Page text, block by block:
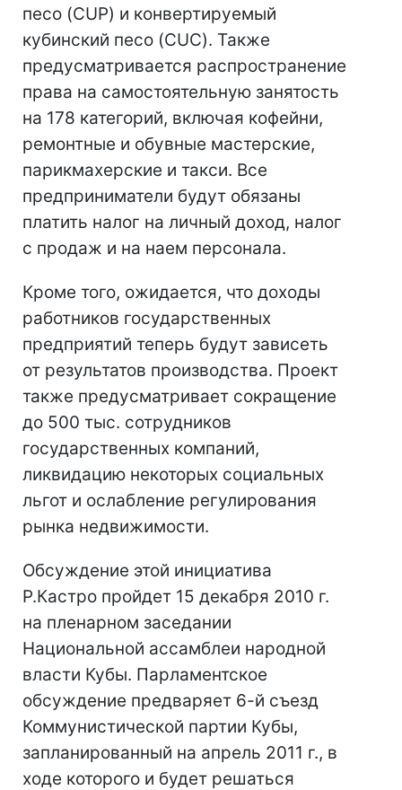
песо (CUP) и конвертируемый
кубинский песо (CUC). Также
предусматривается распространение
права на самостоятельную занятость
на 178 категорий, включая кофейни,
ремонтные и обувные мастерские,
парикмахерские и такси. Все
предприниматели будут обязаны
платить налог на личный доход, налог
с продаж и на наем персонала.
Кроме того, ожидается, что доходы
работников государственных
предприятий теперь будут зависеть
от результатов производства. Проект
также предусматривает сокращение
до 500 тыс. сотрудников
государственных компаний,
ликвидацию некоторых социальных
льгот и ослабление регулирования
рынка недвижимости.
Обсуждение этой инициатива
Р.Кастро пройдет 15 декабря 2010 г.
на пленарном заседании
Национальной ассамблеи народной
власти Кубы. Парламентское
обсуждение предваряет 6-й съезд
Коммунистической партии Кубы,
запланированный на апрель 2011 г., в
ходе которого и будет решаться